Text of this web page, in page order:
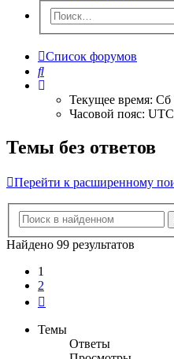
Список форумов
Поиск
Текущее время: Сб
Часовой пояс:
Темы без ответов
Перейти к расширенному
Найдено 99 результатов
1
2
Темы
Ответы